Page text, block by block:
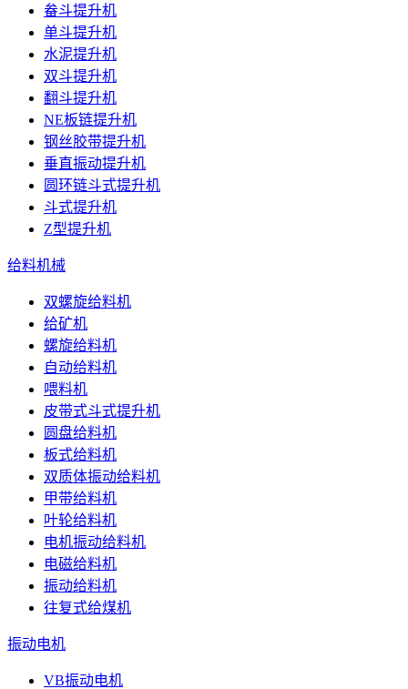
畚斗提升机
单斗提升机
水泥提升机
双斗提升机
翻斗提升机
NE板链提升机
钢丝胶带提升机
垂直振动提升机
圆环链斗式提升机
斗式提升机
Z型提升机
给料机械
双螺旋给料机
给矿机
螺旋给料机
自动给料机
喂料机
皮带式斗式提升机
圆盘给料机
板式给料机
双质体振动给料机
甲带给料机
叶轮给料机
电机振动给料机
电磁给料机
振动给料机
往复式给煤机
振动电机
VB振动电机